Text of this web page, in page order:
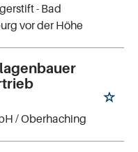
- Bad
vor der Höhe
/ Oberhaching